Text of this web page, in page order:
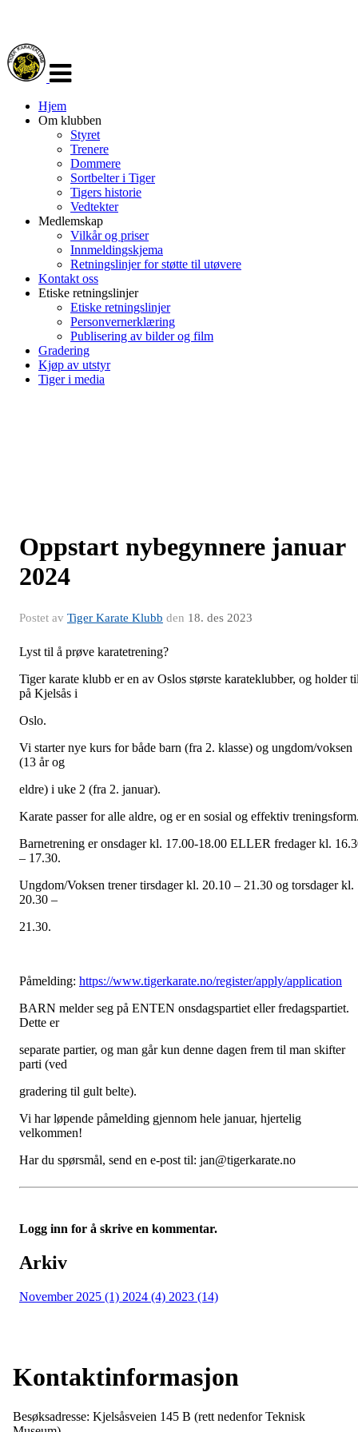
navigasjon
Hjem
Om klubben
Styret
Trenere
Dommere
Sortbelter i Tiger
Tigers historie
Vedtekter
Medlemskap
Vilkår og priser
Innmeldingskjema
Retningslinjer for støtte til utøvere
Kontakt oss
Etiske retningslinjer
Etiske retningslinjer
Personvernerklæring
Publisering av bilder og film
Gradering
Kjøp av utstyr
Tiger i media
Oppstart nybegynnere januar
2024
Postet av Tiger Karate Klubb den 18. des 2023
Lyst til å prøve karatetrening?
Tiger karate klubb er en av Oslos største karateklubber, og holder
på Kjelsås i
Oslo.
Vi starter nye kurs for både barn (fra 2. klasse) og ungdom/voksen
(13 år og
eldre) i uke 2 (fra 2. januar).
Karate passer for alle aldre, og er en sosial og effektiv
Barnetrening er onsdager kl. 17.00-18.00 ELLER fredager kl.
– 17.30.
Ungdom/Voksen trener tirsdager kl. 20.10 – 21.30 og torsdager kl.
20.30 –
21.30.
Påmelding: https://www.tigerkarate.no/register/apply/application
BARN melder seg på ENTEN onsdagspartiet eller fredagspartiet.
Dette er
separate partier, og man går kun denne dagen frem til man skifter
parti (ved
gradering til gult belte).
Vi har løpende påmelding gjennom hele januar, hjertelig
velkommen!
Har du spørsmål, send en e-post til: jan@tigerkarate.no
Logg inn for å skrive en kommentar.
Arkiv
November 2025 (1) 2024 (4) 2023 (14)
Kontaktinformasjon
Besøksadresse: Kjelsåsveien 145 B (rett nedenfor Teknisk